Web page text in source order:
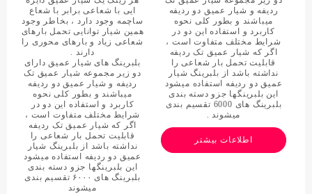
ایی با شعاعی برابر با شعاع
ساچمه وجود دارد ، بخاطر وجود
همین شیار توانایی تحمل بارهای
شعاعی زیاد و بارهای محوری را
دارند .
بلبرینگ های شیار عمیق دارای
دو زیر مجموعه شیار عمیق تک
ردیفه و شیار عمیق دو ردیفه
میباشند و بطور کلی نحوه
کاربرد و استفاده این دو در
شرایط مختلف متفاوت است ،
اگر که شیار عمیق تک ردیفه
قابلیت تحمل بار شعاعی را
نداشته باشد از بلبرینگ شیار
عمیق دو ردیفه استفاده میشود
این بلبرینگها جزو دسته بندی
بلبرینگ های ۶۰۰۰ تقسیم بندی
میشوند
ردیفه و شیار عمیق دو ردیفه
میباشند و بطور کلی نحوه
کاربرد و استفاده این دو در
شرایط مختلف متفاوت است ،
اگر که شیار عمیق تک ردیفه
قابلیت تحمل بار شعاعی را
نداشته باشد از بلبرینگ شیار
عمیق دو ردیفه استفاده میشود
این بلبرینگها جزو دسته بندی
بلبرینگ های 6000 تقسیم بندی
میشوند .
اطلاعات بیشتر